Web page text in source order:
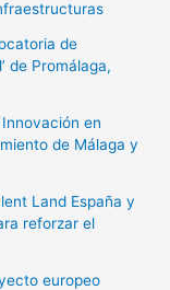
de
de Promálaga,
en
de Málaga y
Land España y
reforzar el
europeo